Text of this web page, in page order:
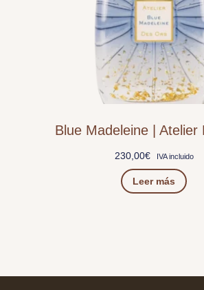
Blue Madeleine | Atelier
230,00€ IVA incluido
Leer más